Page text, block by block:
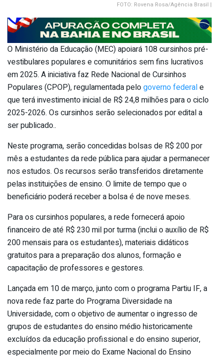
FOTO: Rovena Rosa/Agência Brasil |
O Ministério da Educação (MEC) apoiará 108 cursinhos pré-
vestibulares populares e comunitários sem fins lucrativos
em 2025. A iniciativa faz Rede Nacional de Cursinhos
Populares (CPOP), regulamentada pelogoverno federale
que terá investimento inicial de R$ 24,8 milhões para o ciclo
2025-2026. Os cursinhos serão selecionados por edital a
ser publicado..
Neste programa, serão concedidas bolsas de R$ 200 por
mês a estudantes da rede pública para ajudar a permanecer
nos estudos. Os recursos serão transferidos diretamente
pelas instituições de ensino. O limite de tempo que o
beneficiário poderá receber a bolsa é de nove meses.
Para os cursinhos populares, a rede fornecerá apoio
financeiro de até R$ 230 mil por turma (inclui o auxílio de R$
200 mensais para os estudantes), materiais didáticos
gratuitos para a preparação dos alunos, formação e
capacitação de professores e gestores.
Lançada em 10 de março, junto com o programa Partiu IF, a
nova rede faz parte do Programa Diversidade na
Universidade, com o objetivo de aumentar o ingresso de
grupos de estudantes do ensino médio historicamente
excluídos da educação profissional e do ensino superior,
especialmente por meio do Exame Nacional do Ensino